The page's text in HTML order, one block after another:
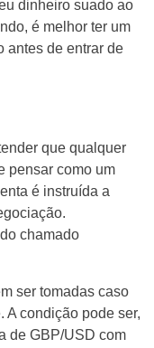
dinheiro suado ao
é melhor ter um
antes de entrar de
que qualquer
pensar como um
é instruída a
chamado
ser tomadas caso
A condição pode ser,
de GBP/USD com